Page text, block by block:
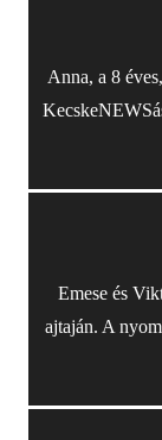
Anna, a 8
Emese és
ajtaján. A